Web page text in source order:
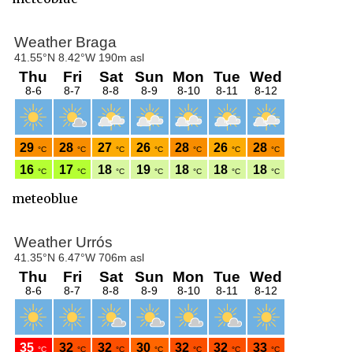
meteoblue